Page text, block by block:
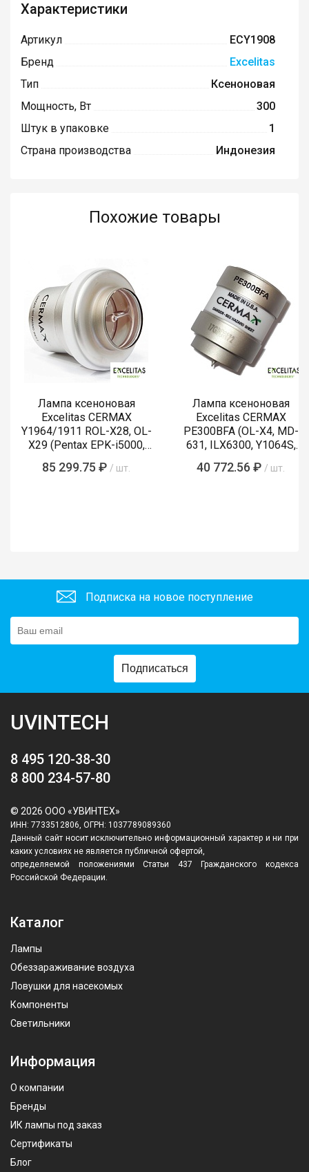
Характеристики
Артикул
ECY1908
Бренд
Excelitas
Тип
Ксеноновая
Мощность, Вт
300
Штук в упаковке
1
Страна производства
Индонезия
Похожие товары
Лампа ксеноновая
Excelitas CERMAX
Y1964/1911 ROL-X28, OL-
X29 (Pentax EPK-i5000,
85 299.75 ₽ / шт.
Лампа ксеноновая
Excelitas CERMAX
PE300BFA (OL-X4, MD-
631, ILX6300, Y1064S,
40 772.56 ₽ / шт.
Подписка на новое поступление
Подписаться
UVINTECH
8 495 120-38-30
8 800 234-57-80
© 2026 ООО «УВИНТЕХ»
ИНН: 7733512806, ОГРН: 1037789089360
Данный сайт носит исключительно информационный характер и ни при
каких условиях не является публичной офертой,
определяемой положениями Статьи 437 Гражданского кодекса
Российской Федерации.
Каталог
Лампы
Обеззараживание воздуха
Ловушки для насекомых
Компоненты
Светильники
Информация
О компании
Бренды
ИК лампы под заказ
Сертификаты
Блог